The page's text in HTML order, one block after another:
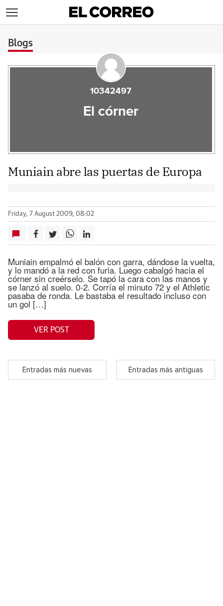
Blogs
10342497
El córner
Muniain abre las puertas de Europa
Friday, 7 August 2009, 08:02
Muniain empalmó el balón con garra, dándose la vuelta,
y lo mandó a la red con furia. Luego cabalgó hacia el
córner sin creérselo. Se tapó la cara con las manos y
se lanzó al suelo. 0-2. Corría el minuto 72 y el Athletic
pasaba de ronda. Le bastaba el resultado incluso con
un gol […]
VER POST
Entradas más nuevas Entradas más antiguas